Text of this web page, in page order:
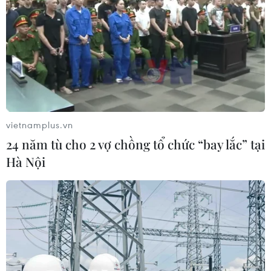
vietnamplus.vn
24 năm tù cho 2 vợ chồng tổ chức “bay lắc” tại
Hà Nội